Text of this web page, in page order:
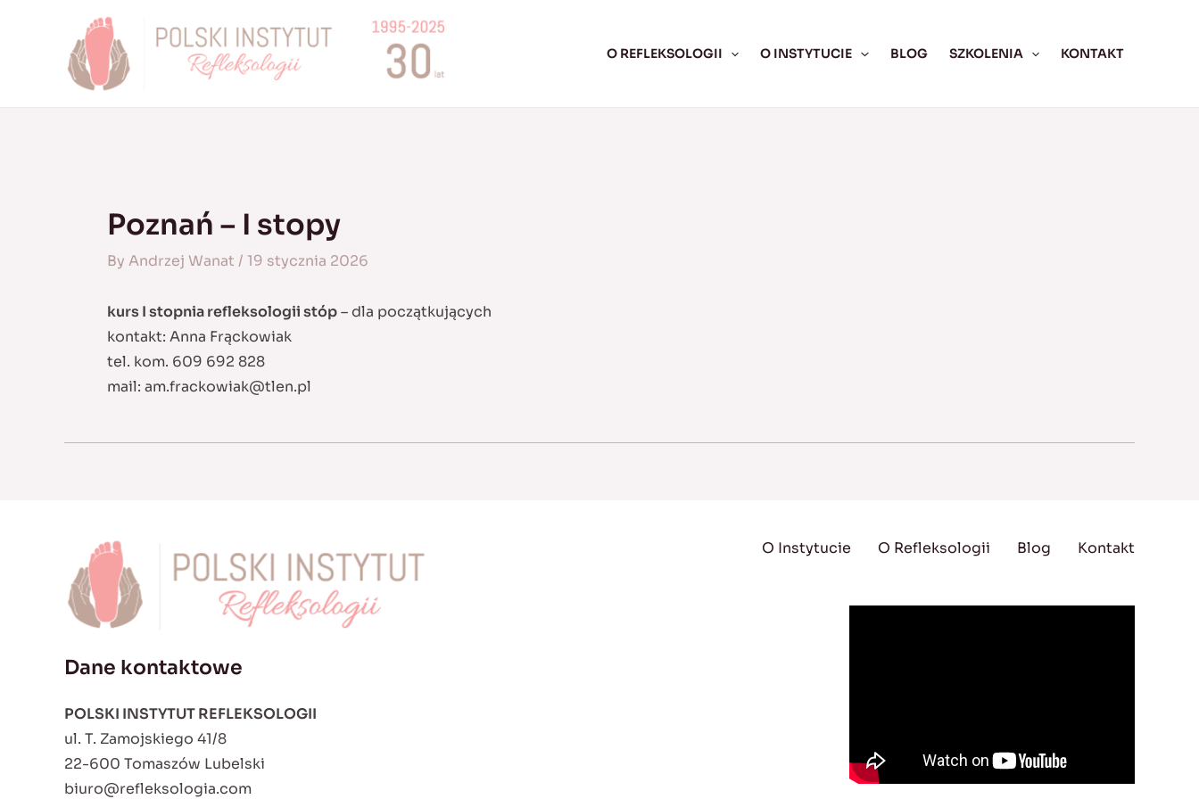
O REFLEKSOLOGII O INSTYTUCIE BLOG SZKOLENIA KONTAKT
Poznań – I stopy
By Andrzej Wanat / 19 stycznia 2026
kurs I stopnia refleksologii stóp– dla początkujących
kontakt: Anna Frąckowiak
tel. kom. 609 692 828
mail: am.frackowiak@tlen.pl
Dane kontaktowe
POLSKI INSTYTUT REFLEKSOLOGII
ul. T. Zamojskiego 41/8
22-600 Tomaszów Lubelski
biuro@refleksologia.com
O Instytucie O Refleksologii Blog Kontakt